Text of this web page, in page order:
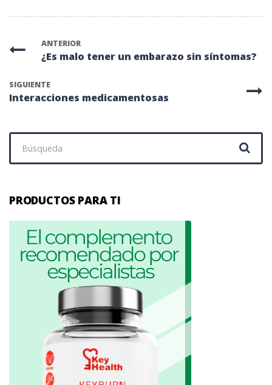
ANTERIOR
¿Es malo tener un embarazo sin síntomas?
SIGUIENTE
Interacciones medicamentosas
PRODUCTOS PARA TI